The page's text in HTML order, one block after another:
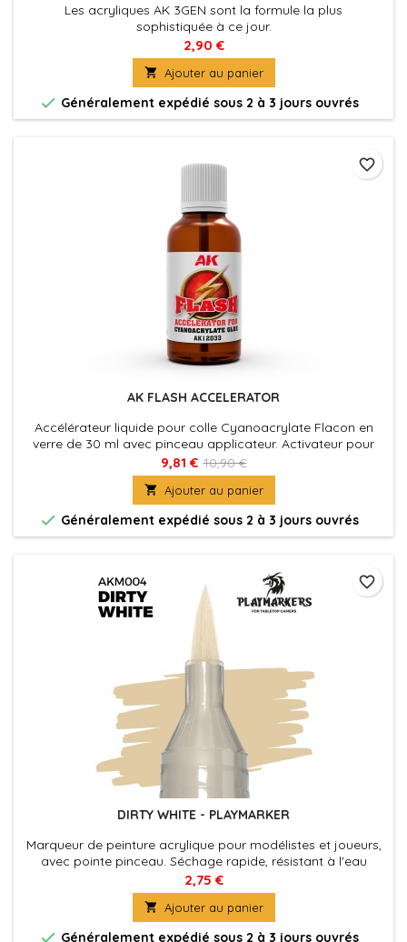
Les acryliques AK 3GEN sont la formule la plus
sophistiquée à ce jour.
Excellente couvrance , adhérence optimale et absence de
colmatage à l'aérographe . La peinture du futur pour tous
les maquettistes et artistes. Utilisez le diluant spécifique
pour une application à l'aérographe optimale et pour
préserver les propriétés de la peinture.
2,90 €
 Ajouter au panier
 Généralement expédié sous 2 à 3 jours ouvrés
AK FLASH ACCELERATOR
Accélérateur liquide pour colle Cyanoacrylate Flacon en
verre de 30 ml avec pinceau applicateur. Activateur pour
cyanoacrylate présenté dans un flacon en verre avec
pinceau applicateur, conçu pour accélérer instantanément
le processus de durcissement de la colle.
9,81 € 10,90 €
 Ajouter au panier
 Généralement expédié sous 2 à 3 jours ouvrés
favorite_border
DIRTY WHITE - PLAYMARKER
Marqueur de peinture acrylique pour modélistes et joueurs,
avec pointe pinceau. Séchage rapide, résistant à l'eau
2,75 €
 Ajouter au panier
 Généralement expédié sous 2 à 3 jours ouvrés
favorite_border